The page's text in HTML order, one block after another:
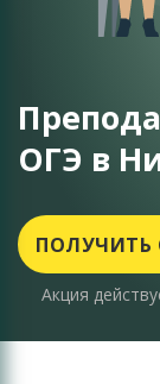
ОГЭ в
ПОЛУЧИТЬ
Акция